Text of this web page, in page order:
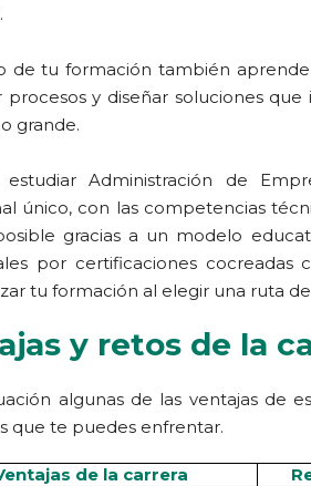
de tu formación también
procesos y diseñar soluciones
grande.
estudiar Administración de
único, con las competencias
gracias a un modelo
por certificaciones
tu formación al elegir una ruta
y retos de la
algunas de las ventajas de
que te puedes enfrentar.
de la carrera